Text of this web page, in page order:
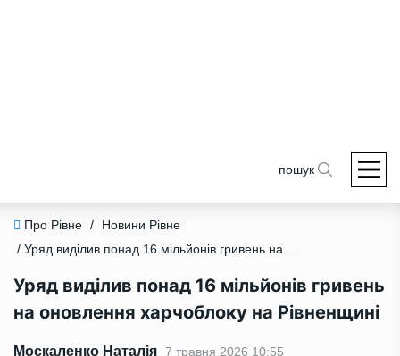
пошук
Про Рівне /
Новини Рівне
/ Уряд виділив понад 16 мільйонів гривень на оновлення харчоблоку на Рівненщині
Уряд виділив понад 16 мільйонів гривень
на оновлення харчоблоку на Рівненщині
Москаленко Наталія 7 травня 2026 10:55